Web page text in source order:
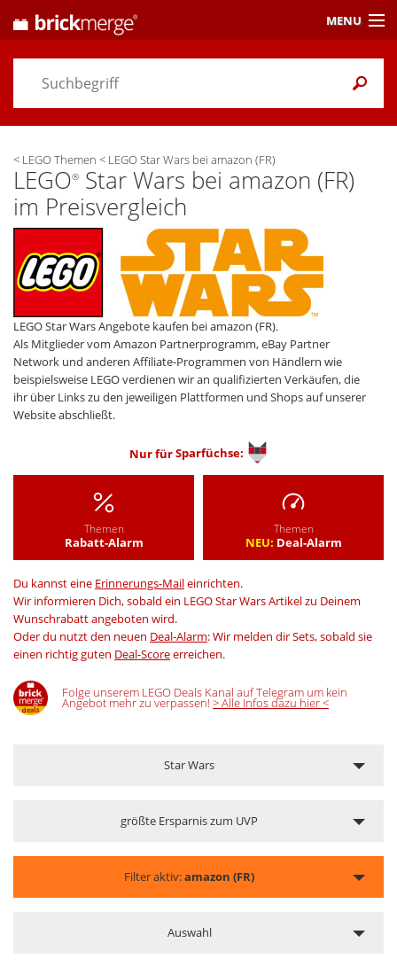
< LEGO Themen < LEGO Star Wars bei amazon (FR)
LEGO® Star Wars bei amazon (FR)
im Preisvergleich
LEGO Star Wars Angebote kaufen bei amazon (FR).
Als Mitglieder vom Amazon Partnerprogramm, eBay Partner
Network und anderen Affiliate-Programmen von Händlern wie
beispielsweise LEGO verdienen wir an qualifizierten Verkäufen, die
ihr über Links zu den jeweiligen Plattformen und Shops auf unserer
Website abschließt.
Nur fürSparfüchse:
Themen
Rabatt-Alarm
Themen
NEU: Deal-Alarm
Du kannst eine Erinnerungs-Maileinrichten.
Wir informieren Dich, sobald ein LEGO Star Wars Artikel zu Deinem
Wunschrabatt angeboten wird.
Oder du nutzt den neuen Deal-Alarm: Wir melden dir Sets, sobald sie
einen richtig guten Deal-Scoreerreichen.
Folge unserem LEGO Deals Kanal auf Telegram um kein
Angebot mehr zu verpassen! > Alle Infos dazu hier <
Star Wars
größte Ersparnis zum UVP
Filter aktiv:amazon (FR)
Auswahl
MENU
Preisvergleich
Themen/ Händler
Alarme& Wunschlisten